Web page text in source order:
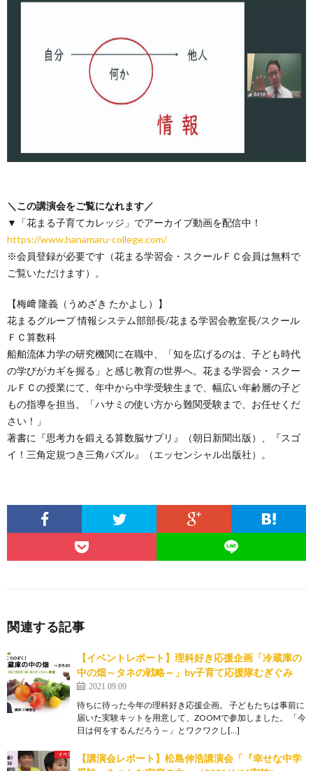
＼この講演会をご覧になれます／
▼「花まる子育てカレッジ」でアーカイブ動画を配信中！
https://www.hanamaru-college.com/
※会員登録が必要です（花まる学習会・スクールＦＣ会員は無料で
ご覧いただけます）。
【梅﨑 隆義（うめざき たかよし）】
花まるグループ 情報システム部部長/花まる学習会教室長/スクール
ＦＣ算数科
船舶流体力学の研究機関に在職中、「知を広げるのは、子ども時代
の学びがカギを握る」と感じ教育の世界へ。花まる学習会・スクー
ルＦＣの授業にて、年中から中学受験生まで、幅広い年齢層の子ど
もの指導を担当。「ハサミの使い方から難関受験まで、お任せくだ
さい！」
著書に『思考力を鍛える算数脳サプリ』（朝日新聞出版）、『スゴ
イ！三角定規つき三角パズル』（エッセンシャル出版社）。
関連する記事
【イベントレポート】理科好き応援企画「冷蔵庫の
中の畑～タネの戦略～」by子育て応援隊むぎぐみ
2021.09.09
待ちに待った今年の理科好き応援企画。 子どもたちは事前に
届いた実験キットを用意して、ZOOMで参加しました。 「今
日は何をするんだろう～」とワクワクし[…]
【講演会レポート】松島伸浩講演会「『幸せな中学